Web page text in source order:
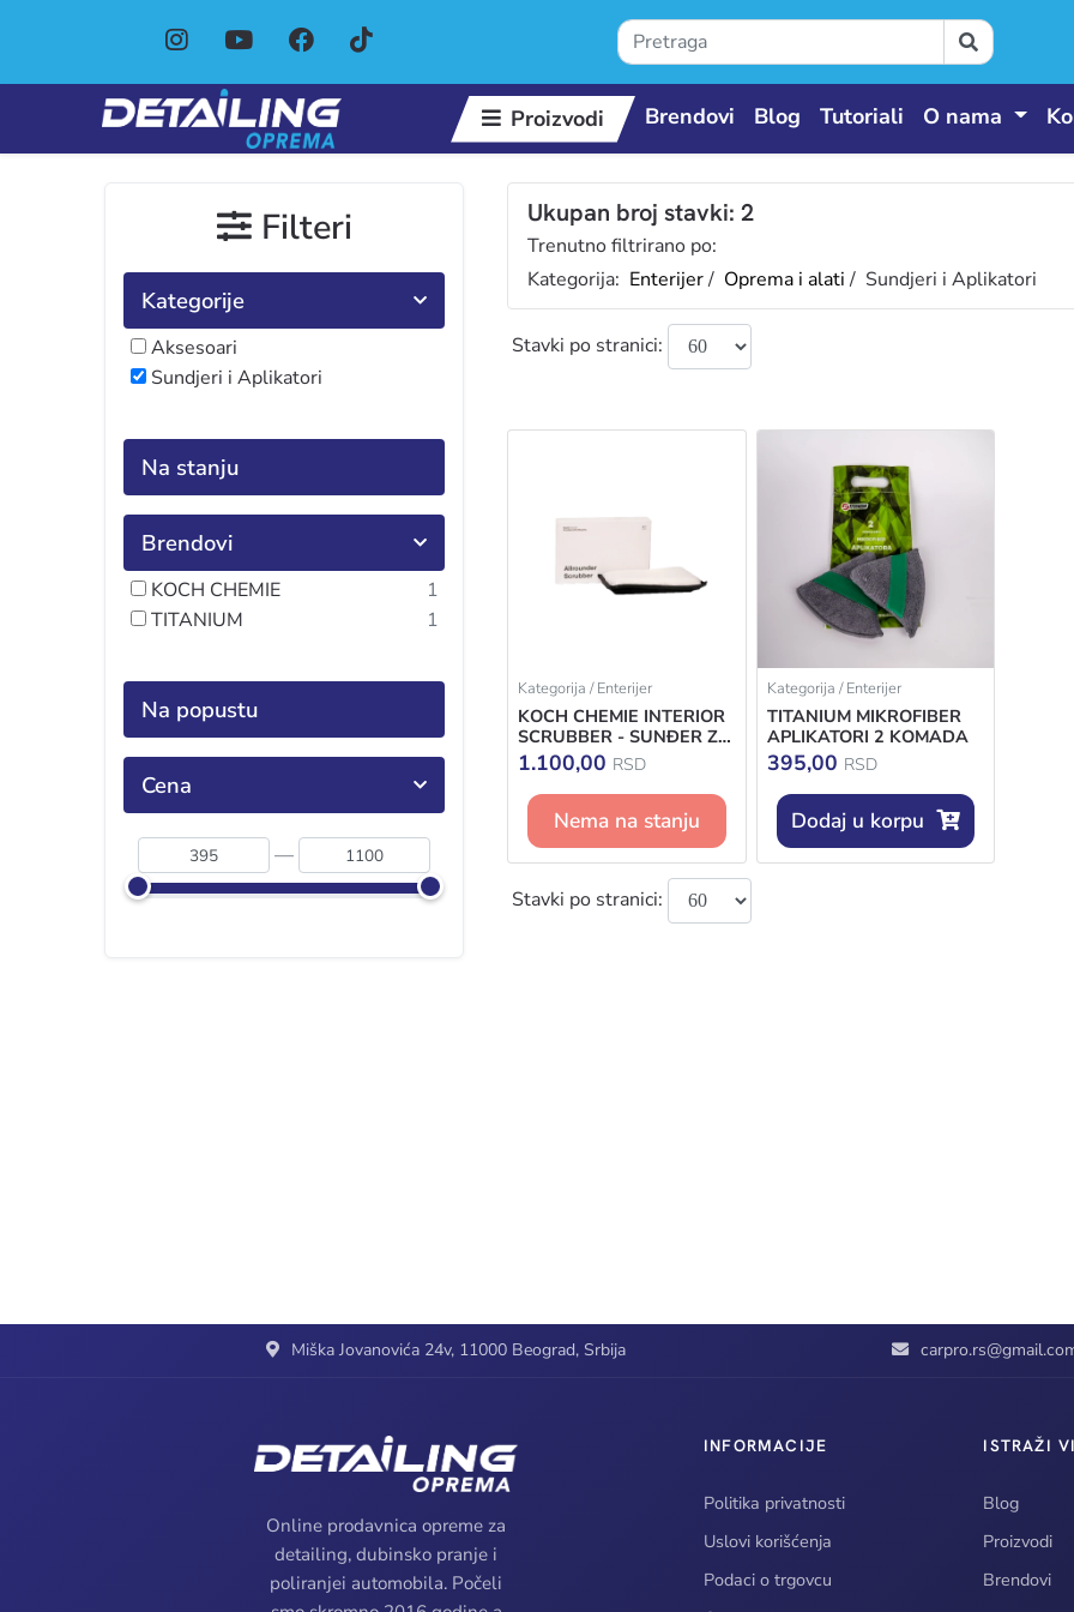
Proizvodi Brendovi Blog Tutoriali O nama
Filteri
Na stanju
Na popustu
Brendovi
KOCH CHEMIE
1
TITANIUM
1
Kategorije
Aksesoari
Sundjeri i Aplikatori
Cena
—
Ukupan broj stavki: 2
Trenutno filtrirano po:
Kategorija: Enterijer/ Oprema i alati/ Sundjeri i Aplikatori
Stavki po stranici:
Kategorija / Enterijer
KOCH CHEMIE INTERIOR
SCRUBBER - SUNĐER ZA
ENTERIJER
1.100,00 RSD
Nema na stanju
Kategorija / Enterijer
TITANIUM MIKROFIBER
APLIKATORI 2 KOMADA
395,00 RSD
Dodaj u korpu
Stavki po stranici:
Miška Jovanovića 24v, 11000 Beograd, Srbija
Online prodavnica opreme za
detailing, dubinsko pranje i
poliranjei automobila. Počeli
INFORMACIJE
Politika privatnosti
Uslovi korišćenja
Podaci o trgovcu
ISTRAŽI
Blog
Proizvodi
Brendovi